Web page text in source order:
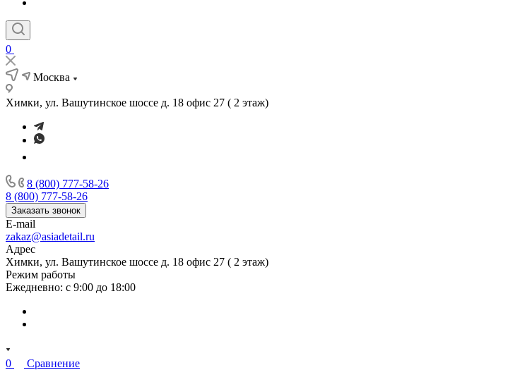
0
Москва
Химки, ул. Вашутинское шоссе д. 18 офис 27 ( 2 этаж)
8 (800) 777-58-26
8 (800) 777-58-26
Заказать звонок
E-mail
zakaz@asiadetail.ru
Адрес
Химки, ул. Вашутинское шоссе д. 18 офис 27 ( 2 этаж)
Режим работы
Ежедневно: с 9:00 до 18:00
0 Сравнение